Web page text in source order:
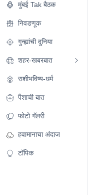
मुंबई Tak बैठक
निवडणूक
गुन्ह्यांची दुनिया
शहर-खबरबात
राशीभविष्य-धर्म
पैशाची बात
फोटो गॅलरी
हवामानाचा अंदाज
टॉपिक